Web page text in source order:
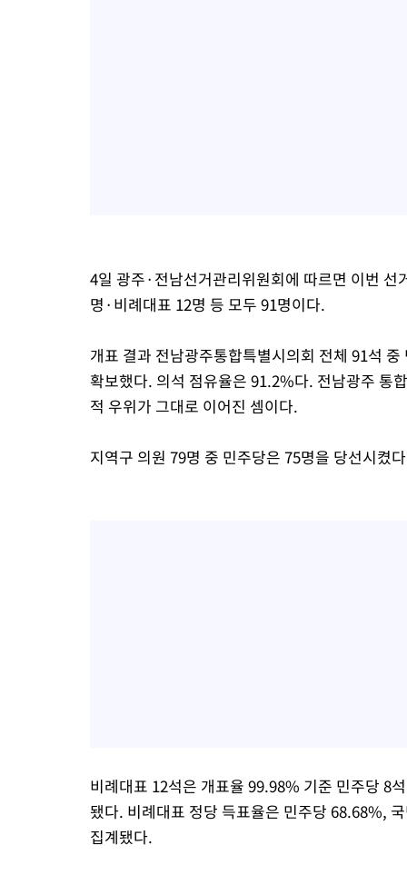
4일 광주·전남선거관리위원회에 따르면 이번
명·비례대표 12명 등 모두 91명이다.
개표 결과 전남광주통합특별시의회 전체 91석
확보했다. 의석 점유율은 91.2%다. 전남광주 통
적 우위가 그대로 이어진 셈이다.
지역구 의원 79명 중 민주당은 75명을 당선시켰
비례대표 12석은 개표율 99.98% 기준 민주당 8
됐다. 비례대표 정당 득표율은 민주당 68.68%,
집계됐다.